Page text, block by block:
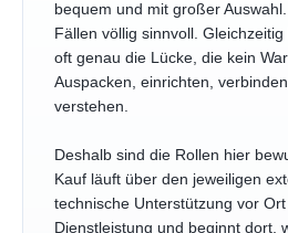
bequem und mit großer
Fällen völlig sinnvoll.
oft genau die Lücke, die kein
Auspacken, einrichten,
verstehen.
Deshalb sind die Rollen hier
Kauf läuft über den jeweiligen
technische Unterstützung vor
Dienstleistung und beginnt dort,